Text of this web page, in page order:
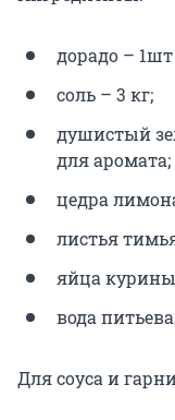
дорадо – 1шт
соль – 3 кг;
душистый
для аромата;
цедра
листья
яйца
вода
Для соуса и